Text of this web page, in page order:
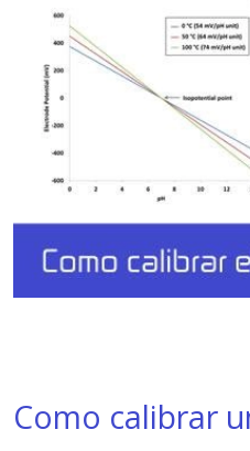
Como calibrar